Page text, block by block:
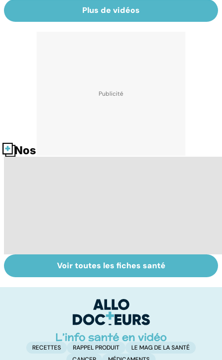
Plus de vidéos
Nos fiches santé
Violences
sexuelles :
Vivre après un
cancer
Voir toutes les fiches santé
RECETTES RAPPEL PRODUIT
LE MAG DE LA SANTÉ